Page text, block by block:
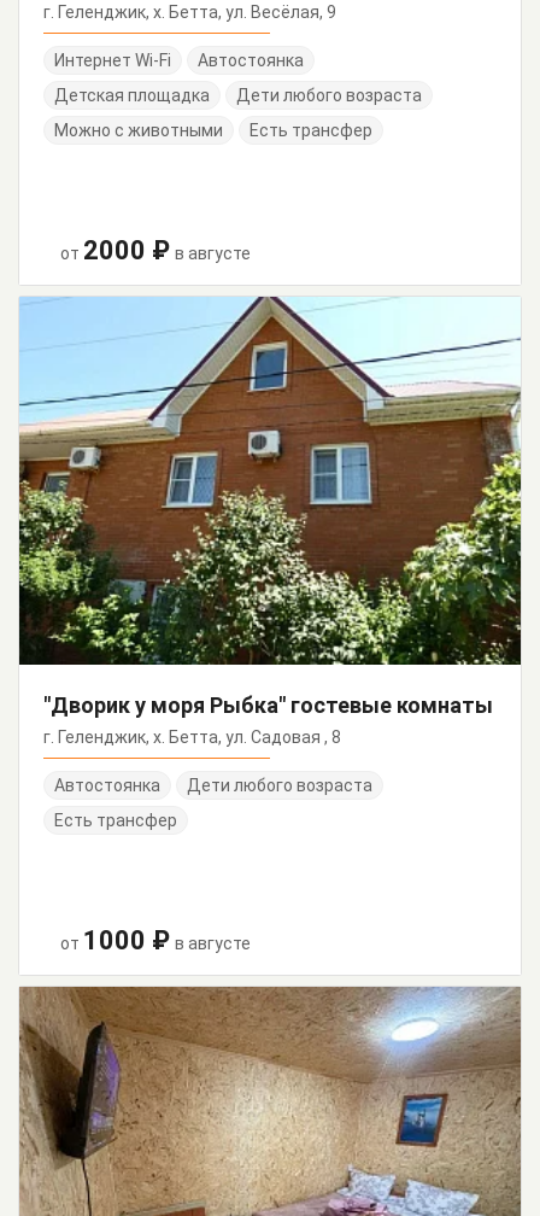
г. Геленджик, х. Бетта, ул. Весёлая, 9
Интернет Wi-Fi
Автостоянка
Детская площадка
Дети любого возраста
Можно с животными
Есть трансфер
от 2000 ₽ в августе
"Дворик у моря Рыбка" гостевые комнаты
г. Геленджик, х. Бетта, ул. Садовая , 8
Автостоянка
Дети любого возраста
Есть трансфер
от 1000 ₽ в августе